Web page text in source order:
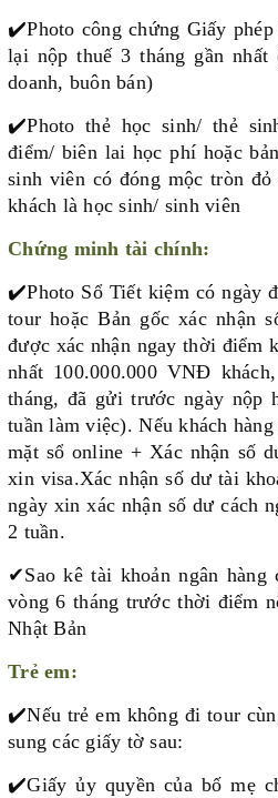
✔️Photo công chứng Giấy
lại nộp thuế 3 tháng gần
doanh, buôn bán)
✔️Photo thẻ học sinh/ thẻ
điểm/ biên lai học phí hoặc
sinh viên có đóng mộc tròn
khách là học sinh/ sinh viên
Chứng minh tài chính:
✔️Photo Sổ Tiết kiệm có ngày
tour hoặc Bản gốc xác nhận
được xác nhận ngay thời điểm
nhất 100.000.000 VNĐ
tháng, đã gửi trước ngày nộp
tuần làm việc). Nếu khách
mặt sổ online + Xác nhận số
xin visa.Xác nhận số dư tài
ngày xin xác nhận số dư cách
2 tuần.
✔Sao kê tài khoản ngân
vòng 6 tháng trước thời điểm
Nhật Bản
Trẻ em:
✔️Nếu trẻ em không đi tour
sung các giấy tờ sau:
✔️Giấy ủy quyền của bố mẹ